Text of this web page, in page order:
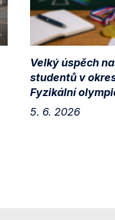
Velký úspěch
studentů v
Fyzikální
5. 6. 2026